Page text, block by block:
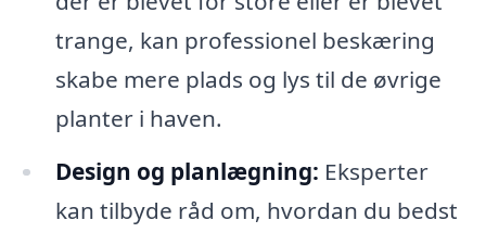
trange, kan professionel beskæring
skabe mere plads og lys til de øvrige
planter i haven.
Design og planlægning: Eksperter
kan tilbyde råd om, hvordan du bedst